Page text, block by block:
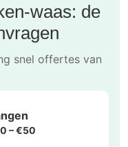
waas: de
snel offertes van
– €50